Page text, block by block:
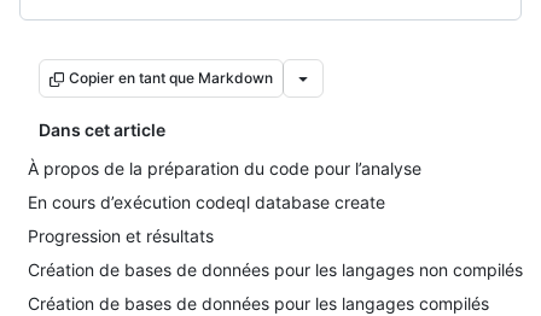
Copier en tant que Markdown
Dans cet article
À propos de la préparation du code pour l’analyse
En cours d’exécution codeql database create
Progression et résultats
Création de bases de données pour les langages non compilés
Création de bases de données pour les langages compilés